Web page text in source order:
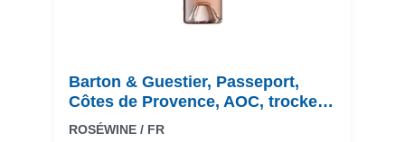
Barton & Guestier, Passeport,
Côtes de Provence, AOC, trocken,
rosé
ROSÉWINE / FR